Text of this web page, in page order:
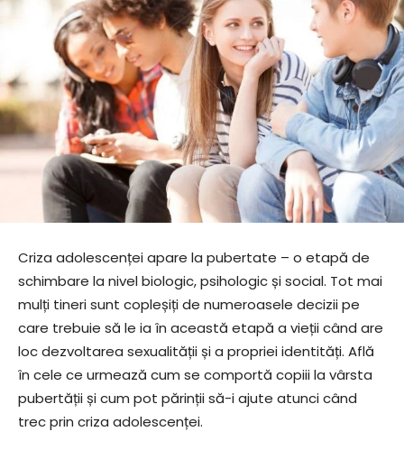
Criza adolescenței apare la pubertate – o etapă de
schimbare la nivel biologic, psihologic și social. Tot mai
mulți tineri sunt copleșiți de numeroasele decizii pe
care trebuie să le ia în această etapă a vieții când are
loc dezvoltarea sexualității și a propriei identități. Află
în cele ce urmează cum se comportă copiii la vârsta
pubertății și cum pot părinții să-i ajute atunci când
trec prin criza adolescenței.